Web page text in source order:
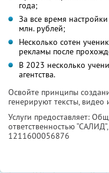
года;
За все время
млн. рублей;
Несколько сотен
рекламы после
В 2023 несколько
агентства.
Освойте принципы
генерируют тексты,
Услуги предоставляет:
ответственностью “САЛИД”,
1211600056876